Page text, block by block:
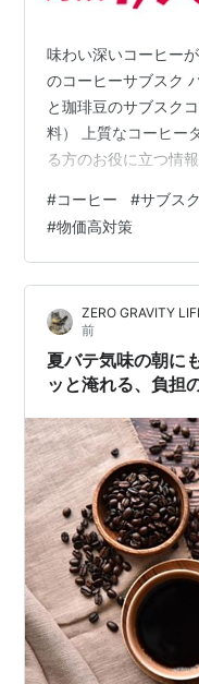
味わい深いコーヒー
のコーヒーサブスク
と珈琲豆のサブスク
料） 上質なコーヒー
る方のお役に立つ情
ヒーを吟味して味わ
は、コーヒーサブス
ーヒーメーカーと珈
判・口コミをご紹介
の記事でわかること
レンド コーヒーサブ
#コーヒー #サブスク
#物価高対策
ZERO GRAVITY
前
夏バテ気味の朝に
ッと淹れる、負担